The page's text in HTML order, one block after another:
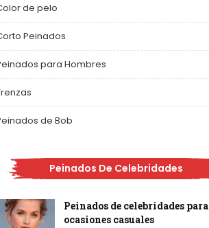
de pelo
Peinados
para Hombres
de Bob
Peinados De Celebridades
Peinados de celebridades para
ocasiones casuales